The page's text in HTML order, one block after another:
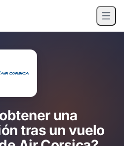
una
tras un vuelo